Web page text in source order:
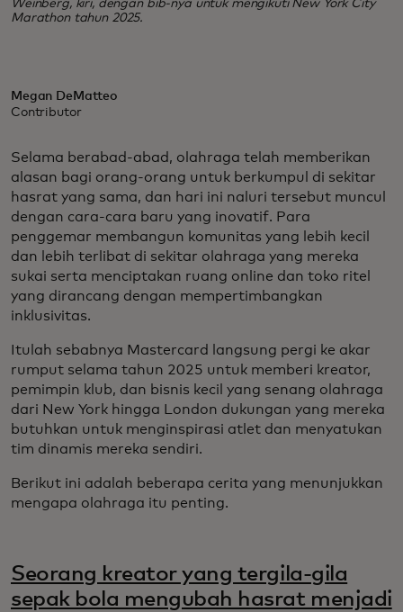
Weinberg, kiri, dengan bib-nya untuk mengikuti New York City
Marathon tahun 2025.
Megan DeMatteo
Contributor
Selama berabad-abad, olahraga telah memberikan
alasan bagi orang-orang untuk berkumpul di sekitar
hasrat yang sama, dan hari ini naluri tersebut muncul
dengan cara-cara baru yang inovatif. Para
penggemar membangun komunitas yang lebih kecil
dan lebih terlibat di sekitar olahraga yang mereka
sukai serta menciptakan ruang online dan toko ritel
yang dirancang dengan mempertimbangkan
inklusivitas.
Itulah sebabnya Mastercard langsung pergi ke akar
rumput selama tahun 2025 untuk memberi kreator,
pemimpin klub, dan bisnis kecil yang senang olahraga
dari New York hingga London dukungan yang mereka
butuhkan untuk menginspirasi atlet dan menyatukan
tim dinamis mereka sendiri.
Berikut ini adalah beberapa cerita yang menunjukkan
mengapa olahraga itu penting.
Seorang kreator yang tergila-gila
sepak bola mengubah hasrat menjadi